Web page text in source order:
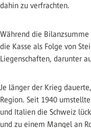
dahin zu verfrachten.
Während die
die Kasse als Folge von
Liegenschaften, darunter
Je länger der Krieg
Region. Seit 1940
und Italien die Schweiz
und zu einem Mangel an